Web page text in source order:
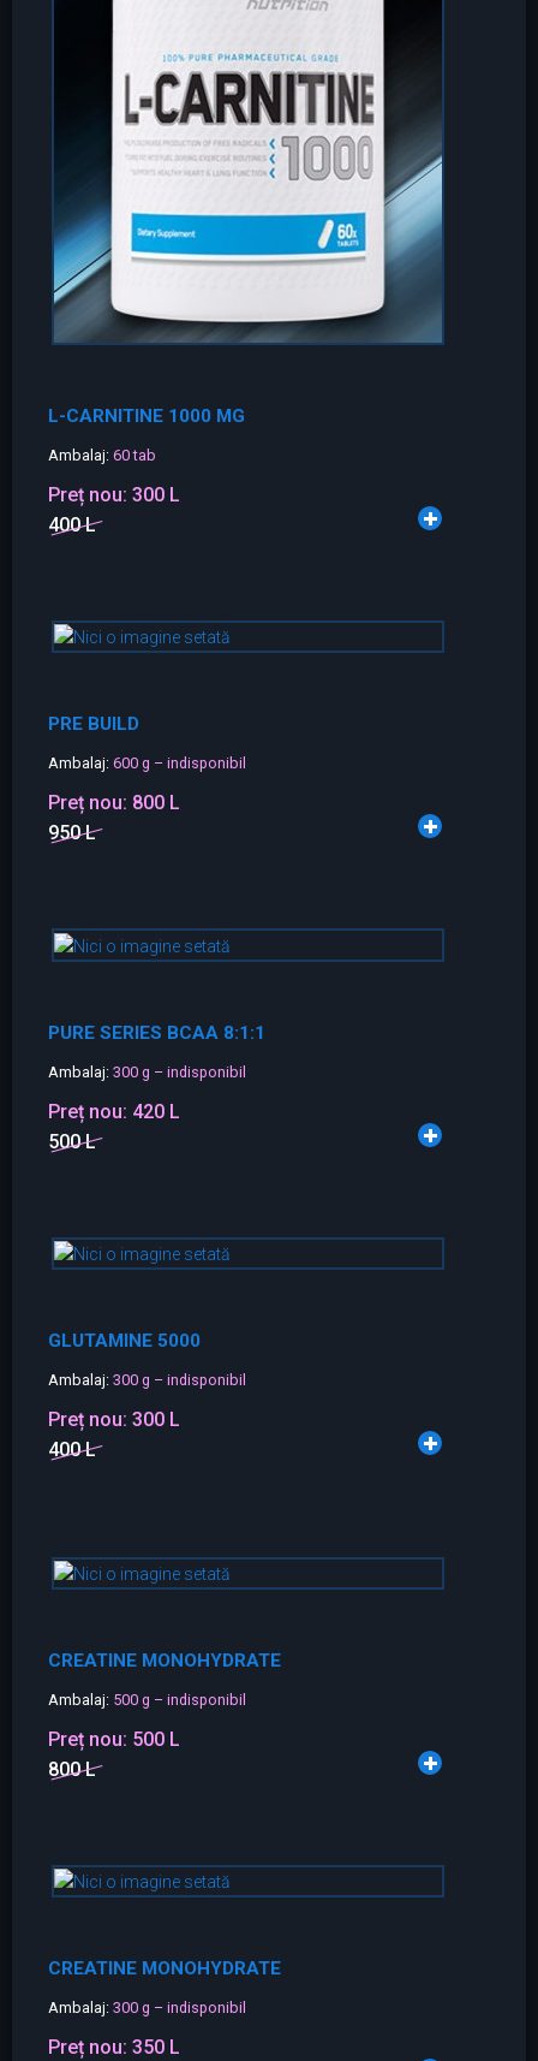
L-CARNITINE 1000 MG
Ambalaj: 60 tab
Preț nou: 300 L
400 L
PRE BUILD
Ambalaj: 600 g – indisponibil
Preț nou: 800 L
950 L
PURE SERIES BCAA 8:1:1
Ambalaj: 300 g – indisponibil
Preț nou: 420 L
500 L
GLUTAMINE 5000
Ambalaj: 300 g – indisponibil
Preț nou: 300 L
400 L
CREATINE MONOHYDRATE
Ambalaj: 500 g – indisponibil
Preț nou: 500 L
800 L
CREATINE MONOHYDRATE
Ambalaj: 300 g – indisponibil
Preț nou: 350 L